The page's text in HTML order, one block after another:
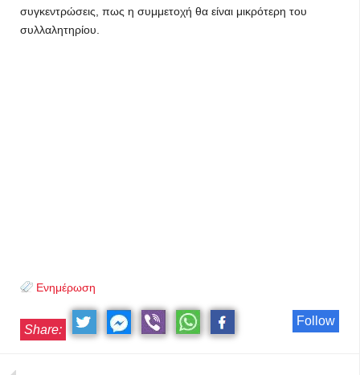
συγκεντρώσεις, πως η συμμετοχή θα είναι μικρότερη του
συλλαλητηρίου.
Ενημέρωση
Follow
Share: